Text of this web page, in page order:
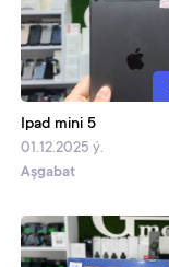
Ipad mini 5
01.12.2025 ý.
Aşgabat